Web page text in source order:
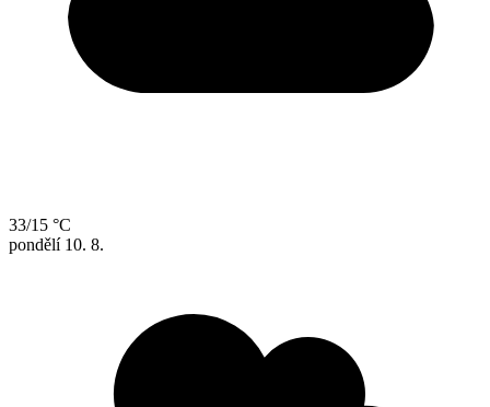
33/15 °C
pondělí 10. 8.